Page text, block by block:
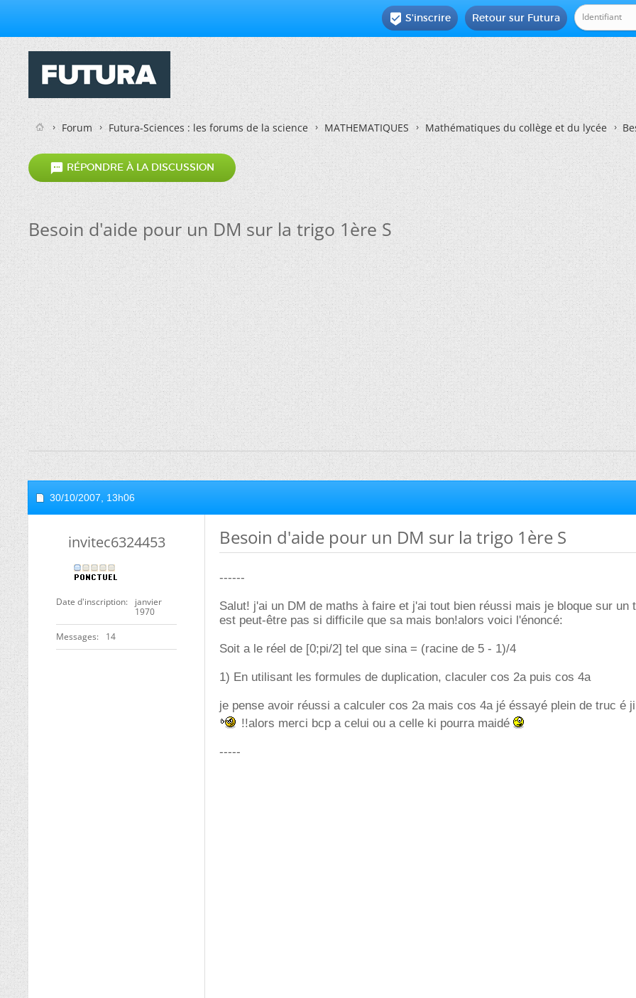
Retour sur Futura
 S'inscrire
Forum Futura-Sciences : les forums de la science MATHEMATIQUES Mathématiques du collège et du lycée
 RÉPONDRE À LA DISCUSSION
Besoin d'aide pour un DM sur la trigo 1ère S
30/10/2007, 13h06
invitec6324453
Date d'inscription
janvier
1970
Messages 14
Besoin d'aide pour un DM sur la trigo 1ère S
------
Salut! j'ai un DM de maths à faire et j'ai tout bien réussi mais je bloque sur un
est peut-être pas si difficile que sa mais bon!alors voici l'énoncé:
Soit a le réel de [0;pi/2] tel que sina = (racine de 5 - 1)/4
1) En utilisant les formules de duplication, claculer cos 2a puis cos 4a
je pense avoir réussi a calculer cos 2a mais cos 4a jé éssayé plein de truc é
!!alors merci bcp a celui ou a celle ki pourra maidé
-----